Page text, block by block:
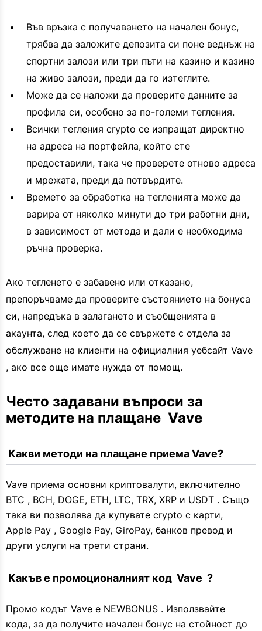
Във връзка с получаването на начален бонус,
трябва да заложите депозита си поне веднъж на
спортни залози или три пъти на казино и казино
на живо залози, преди да го изтеглите.
Може да се наложи да проверите данните за
профила си, особено за по-големи тегления.
Всички тегления crypto се изпращат директно
на адреса на портфейла, който сте
предоставили, така че проверете отново адреса
и мрежата, преди да потвърдите.
Времето за обработка на тегленията може да
варира от няколко минути до три работни дни,
в зависимост от метода и дали е необходима
ръчна проверка.
Ако тегленето е забавено или отказано,
препоръчваме да проверите състоянието на бонуса
си, напредъка в залагането и съобщенията в
акаунта, след което да се свържете с отдела за
обслужване на клиенти на официалния уебсайт Vave
, ако все още имате нужда от помощ.
Често задавани въпроси за
методите на плащане  Vave
Какви методи на плащане приема Vave?
Vave приема основни криптовалути, включително
BTC , BCH, DOGE, ETH, LTC, TRX, XRP и USDT . Също
така ви позволява да купувате crypto с карти,
Apple Pay , Google Pay, GiroPay, банков превод и
други услуги на трети страни.
Какъв е промоционалният код  Vave  ?
Промо кодът Vave е NEWBONUS . Използвайте
кода, за да получите начален бонус на стойност до